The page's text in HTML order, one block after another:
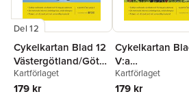
Del 12
Cykelkartan Blad 12
Västergötland/Göte
borg 2023-2025
Kartförlaget
179 kr
Cykelkartan
V:a
Mälaren/
2023-2025
Kartförlaget
179 kr